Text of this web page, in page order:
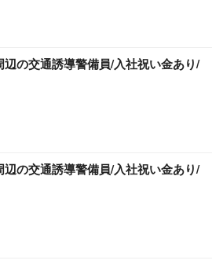
辺の交通誘導警備員/入社祝い金あり/
辺の交通誘導警備員/入社祝い金あり/